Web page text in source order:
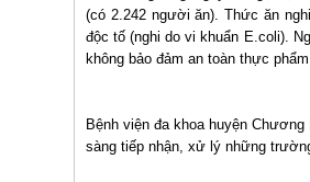
(có 2.242 người ăn). Thức ăn
độc tố (nghi do vi khuẩn E.coli).
không bảo đảm an toàn thực
Bệnh viện đa khoa huyện
sàng tiếp nhận, xử lý những